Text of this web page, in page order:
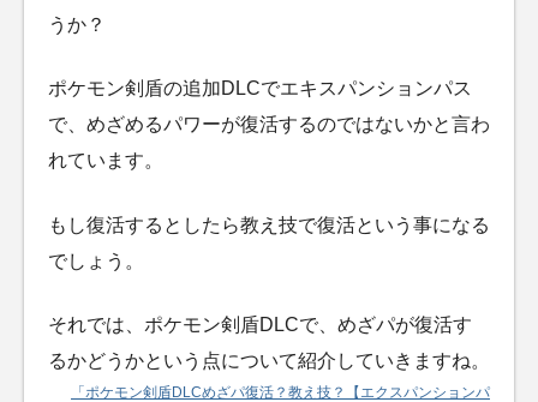
うか？
ポケモン剣盾の追加DLCでエキスパンションパス
で、めざめるパワーが復活するのではないかと言わ
れています。
もし復活するとしたら教え技で復活という事になる
でしょう。
それでは、ポケモン剣盾DLCで、めざパが復活す
るかどうかという点について紹介していきますね。
「ポケモン剣盾DLCめざパ復活？教え技？【エクスパンションパ